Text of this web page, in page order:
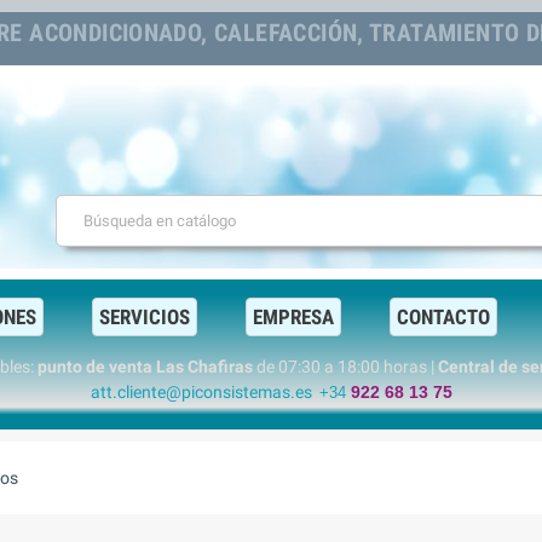
ACONDICIONADO, CALEFACCIÓN, TRATAMIENTO
SERVICIOS EMPRESA CONTACTO
punto de venta Las Chafirasde 07:30 a 18:00 horas |Central de
att.cliente@piconsistemas.es +34 922 68 13 75